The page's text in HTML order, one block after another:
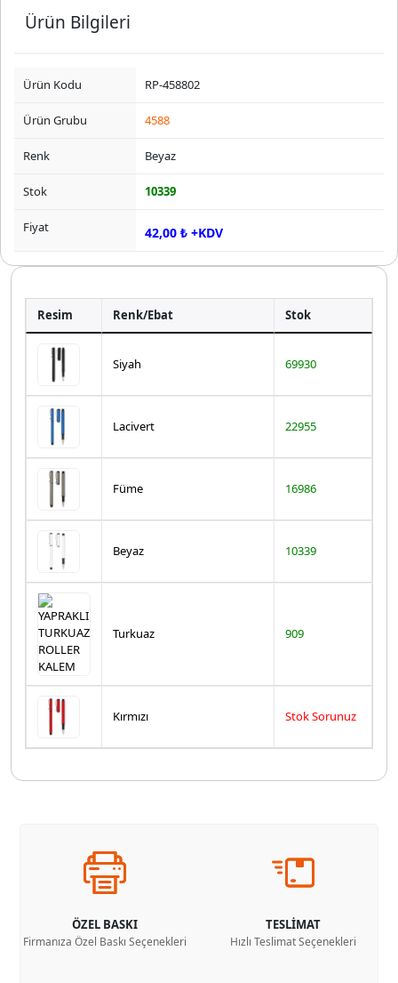
Ürün Bilgileri
Ürün Kodu RP-458802
Ürün Grubu 4588
Renk Beyaz
Stok 10339
Fiyat 42,00 ₺ +KDV
Resim Renk/Ebat Stok
Siyah 69930
Lacivert 22955
Füme 16986
Beyaz 10339
Turkuaz 909
Kırmızı Stok Sorunuz
ÖZEL BASKI
Firmanıza Özel Baskı Seçenekleri
TESLİMAT
Hızlı Teslimat Seçenekleri